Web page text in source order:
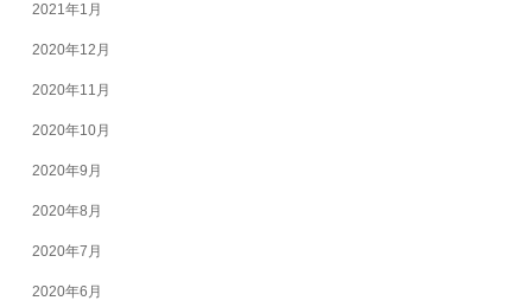
2021年1月
2020年12月
2020年11月
2020年10月
2020年9月
2020年8月
2020年7月
2020年6月